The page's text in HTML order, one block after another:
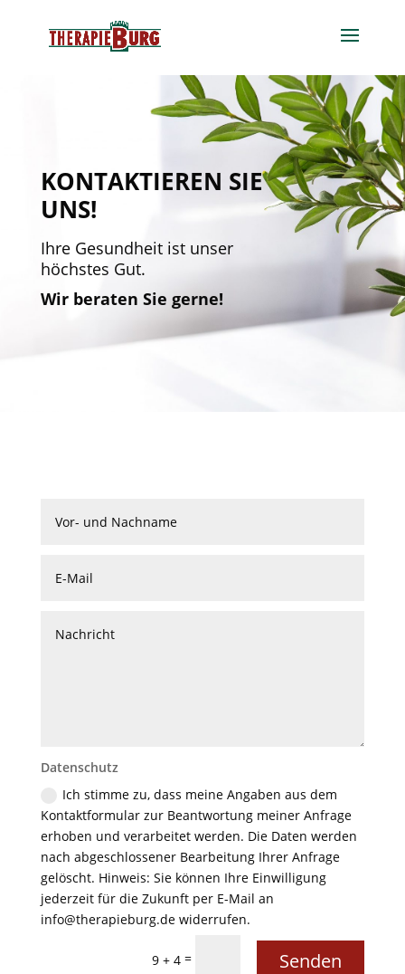
KONTAKTIEREN SIE
UNS!
Ihre Gesundheit ist unser
höchstes Gut.
Wir beraten Sie gerne!
Datenschutz
Ich stimme zu, dass meine Angaben aus dem
Kontaktformular zur Beantwortung meiner Anfrage
erhoben und verarbeitet werden. Die Daten werden
nach abgeschlossener Bearbeitung Ihrer Anfrage
gelöscht. Hinweis: Sie können Ihre Einwilligung
jederzeit für die Zukunft per E-Mail an
info@therapieburg.de widerrufen.
9 + 4 = Senden